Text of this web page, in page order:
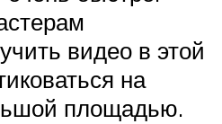
видео в этой
на
площадью.